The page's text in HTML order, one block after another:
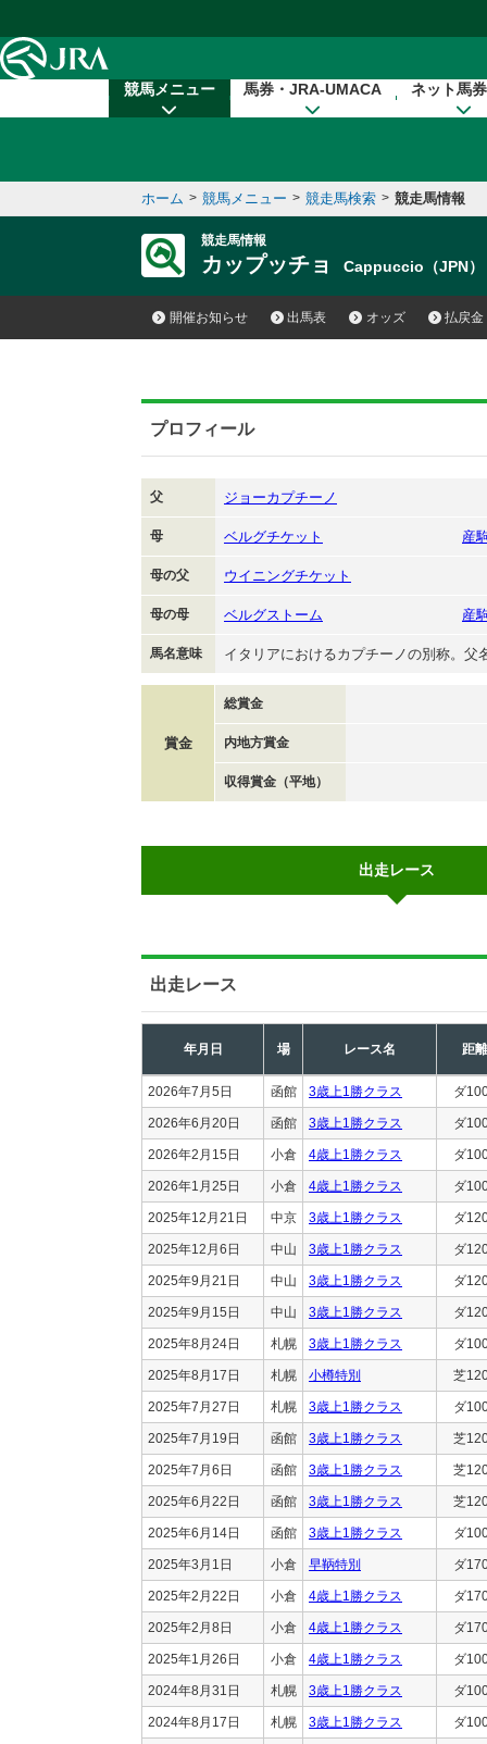
競馬メニュー 馬券・JRA-UMACA ネット馬
ホーム > 競馬メニュー > 競走馬検索 > 競走馬情報
競走馬情報
カップッチョ Cappuccio（JPN）
開催お知らせ 出馬表 オッズ 払戻金
プロフィール
父 ジョーカプチーノ
母 ベルグチケット 産
母の父 ウイニングチケット
母の母 ベルグストーム 産
馬名意味 イタリアにおけるカプチーノの別称。父
賞金
総賞金
内地方賞金
収得賞金（平地）
出走レース
出走レース
年月日 場 レース名 距離
2026年7月5日 函館 3歳上1勝クラス ダ
2026年6月20日 函館 3歳上1勝クラス ダ
2026年2月15日 小倉 4歳上1勝クラス ダ
2026年1月25日 小倉 4歳上1勝クラス ダ
2025年12月21日 中京 3歳上1勝クラス ダ
2025年12月6日 中山 3歳上1勝クラス ダ
2025年9月21日 中山 3歳上1勝クラス ダ
2025年9月15日 中山 3歳上1勝クラス ダ
2025年8月24日 札幌 3歳上1勝クラス ダ
2025年8月17日 札幌 小樽特別 芝
2025年7月27日 札幌 3歳上1勝クラス ダ
2025年7月19日 函館 3歳上1勝クラス 芝
2025年7月6日 函館 3歳上1勝クラス 芝
2025年6月22日 函館 3歳上1勝クラス 芝
2025年6月14日 函館 3歳上1勝クラス ダ
2025年3月1日 小倉 早鞆特別 ダ
2025年2月22日 小倉 4歳上1勝クラス ダ
2025年2月8日 小倉 4歳上1勝クラス ダ
2025年1月26日 小倉 4歳上1勝クラス ダ
2024年8月31日 札幌 3歳上1勝クラス ダ
2024年8月17日 札幌 3歳上1勝クラス ダ